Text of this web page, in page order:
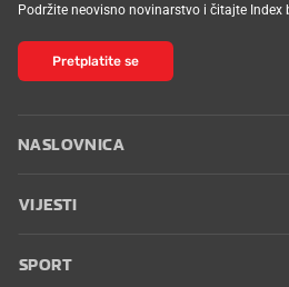
Podržite neovisno novinarstvo i čitajte Index
Pretplatite se
NASLOVNICA
VIJESTI
SPORT